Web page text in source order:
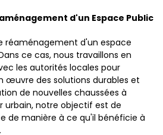
d'un Espace Public
réaménagement d'un espace
ce cas, nous travaillons en
les autorités locales pour
œuvre des solutions durables et
de nouvelles chaussées à
urbain, notre objectif est de
de manière à ce qu'il bénéficie à